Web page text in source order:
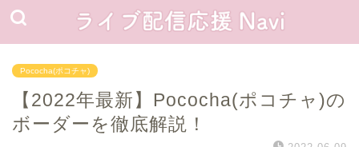
Pococha(ポコチャ)
【2022年最新】Pococha(ポコチャ)の
ボーダーを徹底解説！